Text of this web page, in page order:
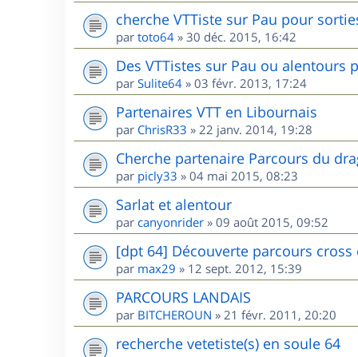
cherche VTTiste sur Pau pour
par toto64 » 30 déc. 2015, 16:42
Des VTTistes sur Pau ou alentours
par Sulite64 » 03 févr. 2013, 17:24
Partenaires VTT en Libournais
par ChrisR33 » 22 janv. 2014, 19:28
Cherche partenaire Parcours du
par picly33 » 04 mai 2015, 08:23
Sarlat et alentour
par canyonrider » 09 août 2015, 09:52
[dpt 64] Découverte parcours cross
par max29 » 12 sept. 2012, 15:39
PARCOURS LANDAIS
par BITCHEROUN » 21 févr. 2011, 20:20
recherche vetetiste(s) en soule 64